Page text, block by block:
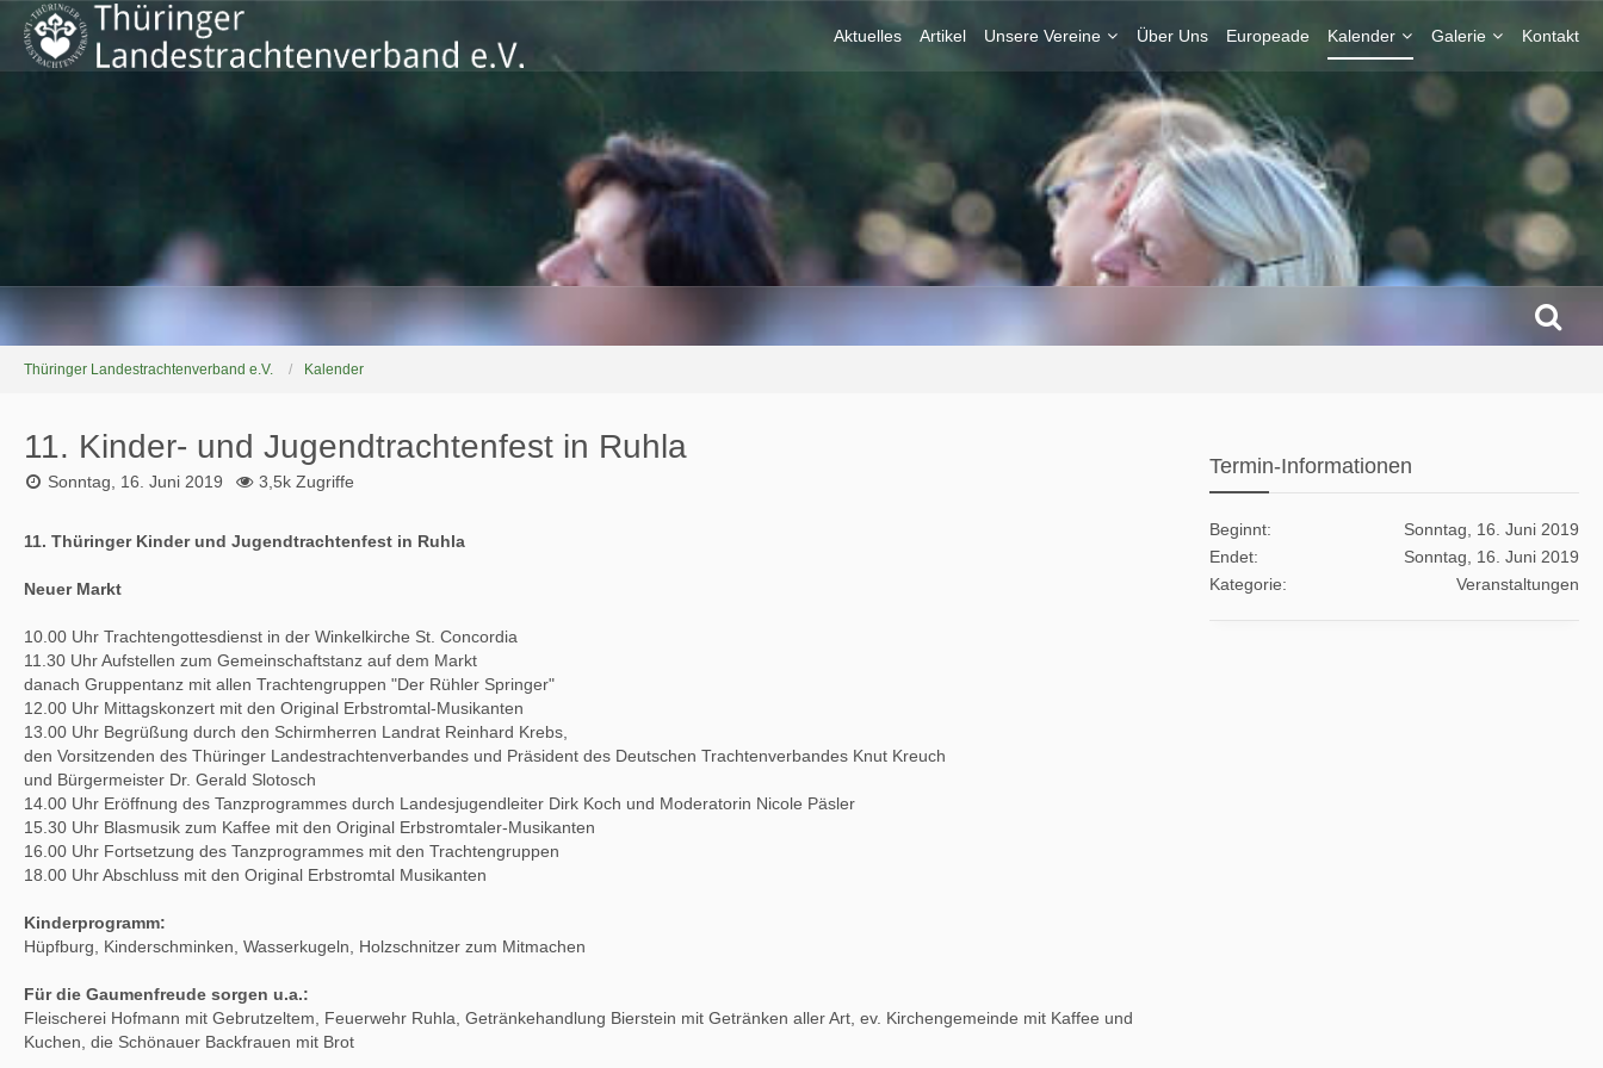
Aktuelles Artikel Unsere Vereine Über Uns Europeade Kalender Galerie Kontakt
Thüringer Landestrachtenverband e.V. Kalender
11. Kinder- und Jugendtrachtenfest in Ruhla
Sonntag, 16. Juni 2019 3,5k Zugriffe
11. Thüringer Kinder und Jugendtrachtenfest in Ruhla
Neuer Markt
10.00 Uhr Trachtengottesdienst in der Winkelkirche St. Concordia
11.30 Uhr Aufstellen zum Gemeinschaftstanz auf dem Markt
danach Gruppentanz mit allen Trachtengruppen "Der Rühler Springer"
12.00 Uhr Mittagskonzert mit den Original Erbstromtal-Musikanten
13.00 Uhr Begrüßung durch den Schirmherren Landrat Reinhard Krebs,
den Vorsitzenden des Thüringer Landestrachtenverbandes und Präsident des Deutschen Trachtenverbandes Knut Kreuch
und Bürgermeister Dr. Gerald Slotosch
14.00 Uhr Eröffnung des Tanzprogrammes durch Landesjugendleiter Dirk Koch und Moderatorin Nicole Päsler
15.30 Uhr Blasmusik zum Kaffee mit den Original Erbstromtaler-Musikanten
16.00 Uhr Fortsetzung des Tanzprogrammes mit den Trachtengruppen
18.00 Uhr Abschluss mit den Original Erbstromtal Musikanten
Kinderprogramm:
Hüpfburg, Kinderschminken, Wasserkugeln, Holzschnitzer zum Mitmachen
Für die Gaumenfreude sorgen u.a.:
Fleischerei Hofmann mit Gebrutzeltem, Feuerwehr Ruhla, Getränkehandlung Bierstein mit Getränken aller Art, ev. Kirchengemeinde mit Kaffee und
Kuchen, die Schönauer Backfrauen mit Brot
Termin-Informationen
Beginnt
Sonntag, 16. Juni 2019
Endet
Sonntag, 16. Juni 2019
Kategorie
Veranstaltungen